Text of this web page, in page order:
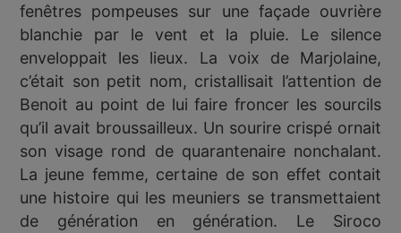
fenêtres pompeuses sur une façade ouvrière
blanchie par le vent et la pluie. Le silence
enveloppait les lieux. La voix de Marjolaine,
c’était son petit nom, cristallisait l’attention de
Benoit au point de lui faire froncer les sourcils
qu’il avait broussailleux. Un sourire crispé ornait
son visage rond de quarantenaire nonchalant.
La jeune femme, certaine de son effet contait
une histoire qui les meuniers se transmettaient
de génération en génération. Le Siroco